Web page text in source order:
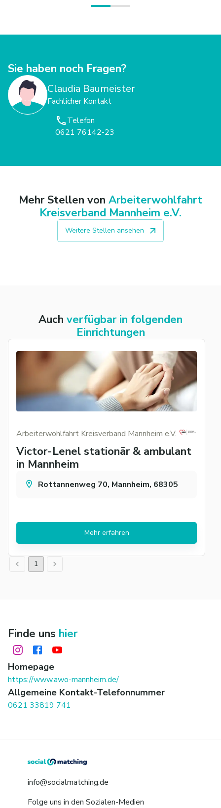
--- Kinder, Jugend und Familie / stat. und teilst. Angebote –
Arbeit & Migration – Fachbereichsleitung: Stefanie Reutter
Sie haben noch Fragen?
Claudia Baumeister
Fachlicher Kontakt
Telefon
0621 76142-23
Mehr Stellen von Arbeiterwohlfahrt
Kreisverband Mannheim e.V.
Weitere Stellen ansehen
Auch verfügbar in folgenden
Einrichtungen
Arbeiterwohlfahrt Kreisverband Mannheim e.V.
Victor-Lenel stationär & ambulant
in Mannheim
Rottannenweg 70, Mannheim, 68305
Mehr erfahren
1
Finde uns hier
Homepage
https://www.awo-mannheim.de/
Allgemeine Kontakt-Telefonnummer
0621 33819 741
info@socialmatching.de
Folge uns in den Sozialen-Medien